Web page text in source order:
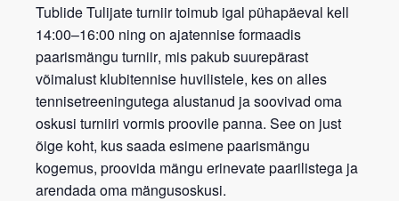
Tublide Tulijate turniirtoimub igal pühapäeval kell
14:00–16:00 ning on ajatennise formaadis
paarismängu turniir, mis pakub suurepärast
võimalust klubitennise huvilistele, kes on alles
tennisetreeningutega alustanud ja soovivad oma
oskusi turniiri vormis proovile panna. See on just
õige koht, kus saada esimene paarismängu
kogemus, proovida mängu erinevate paarilistega ja
arendada oma mängusoskusi.